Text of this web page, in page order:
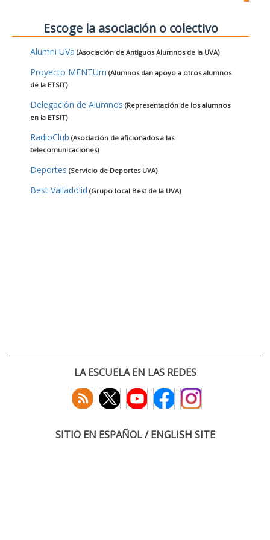
Escoge la asociación o colectivo
Alumni UVa (Asociación de Antiguos Alumnos de la UVA)
Proyecto MENTUm (Alumnos dan apoyo a otros alumnos
de la ETSIT)
Delegación de Alumnos (Representación de los alumnos
en la ETSIT)
RadioClub (Asociación de aficionados a las
telecomunicaciones)
Deportes (Servicio de Deportes UVA)
Best Valladolid (Grupo local Best de la UVA)
LA ESCUELA EN LAS REDES
SITIO EN ESPAÑOL / ENGLISH SITE